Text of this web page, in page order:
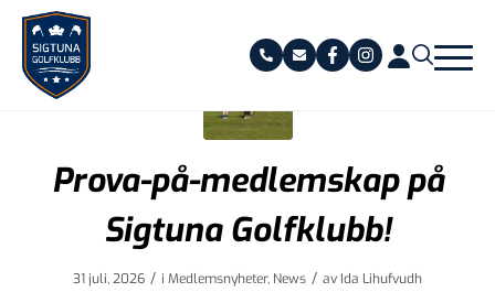
Prova-på-medlemskap på
Sigtuna Golfklubb!
31 juli, 2026 / i Medlemsnyheter, News / av Ida Lihufvudh